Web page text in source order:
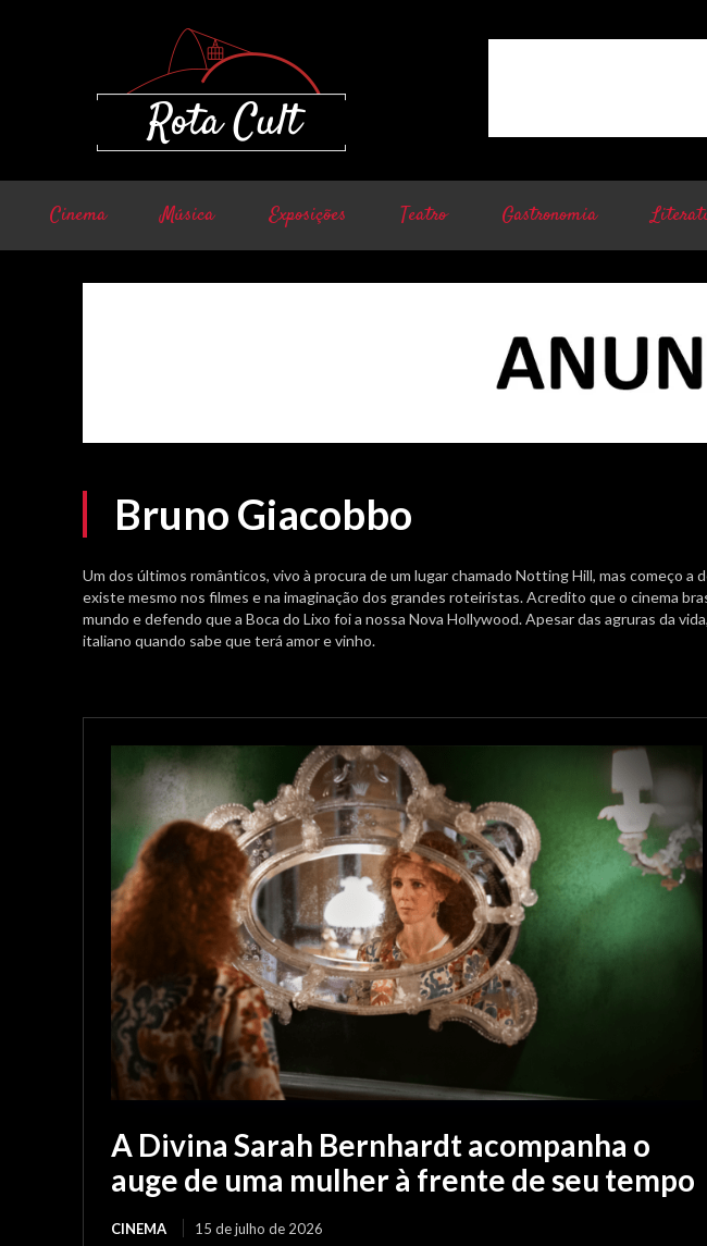
Cinema Música Exposições Teatro Gastronomia
Bruno Giacobbo
Um dos últimos românticos, vivo à procura de um lugar chamado Notting Hill, mas começo a
existe mesmo nos filmes e na imaginação dos grandes roteiristas. Acredito que o cinema
mundo e defendo que a Boca do Lixo foi a nossa Nova Hollywood. Apesar das agruras da
italiano quando sabe que terá amor e vinho.
A Divina Sarah Bernhardt acompanha o
auge de uma mulher à frente de seu tempo
CINEMA 15 de julho de 2026